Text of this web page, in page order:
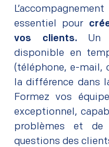
essentiel pour
vos clients.Un
disponible en
(téléphone, e-mail,
la différence dans
Formez vos
exceptionnel,
problèmes et de
questions des